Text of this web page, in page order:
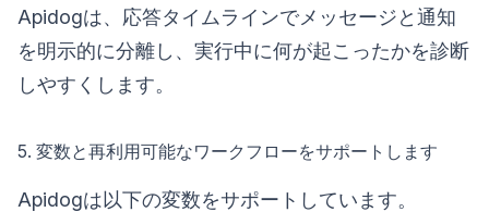
Apidogは、応答タイムラインでメッセージと通知
を明示的に分離し、実行中に何が起こったかを診断
しやすくします。
5. 変数と再利用可能なワークフローをサポートします
Apidogは以下の変数をサポートしています。